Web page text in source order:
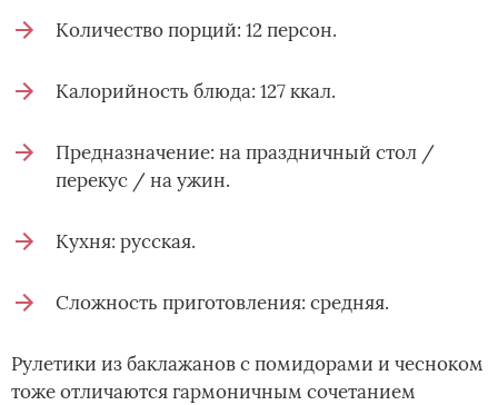
Количество порций: 12 персон.
Калорийность блюда: 127 ккал.
Предназначение: на праздничный стол /
перекус / на ужин.
Кухня: русская.
Сложность приготовления: средняя.
Рулетики из баклажанов с помидорами и чесноком
тоже отличаются гармоничным сочетанием